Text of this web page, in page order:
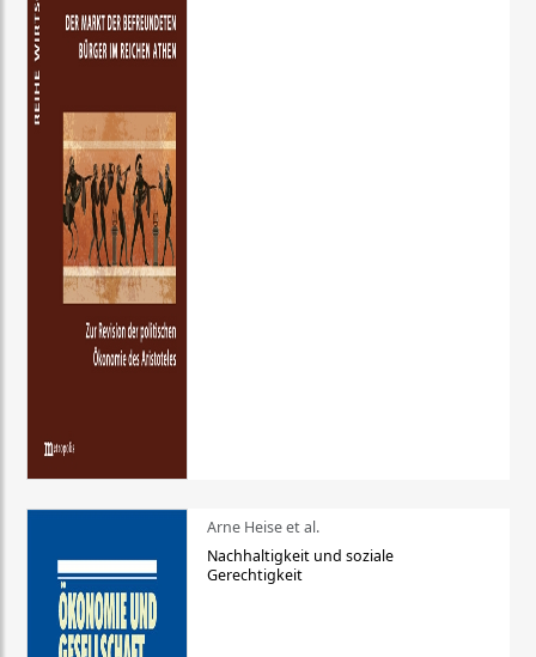
Arne Heise et al.
Nachhaltigkeit und soziale
Gerechtigkeit